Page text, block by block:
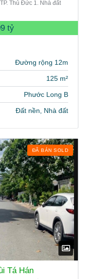
Thủ Đức 1. Nhà đất
tỷ
Đường rộng 12m
125 m²
Phước Long B
Đất nền, Nhà đất
ĐÃ BÁN SOLD
Tá Hán